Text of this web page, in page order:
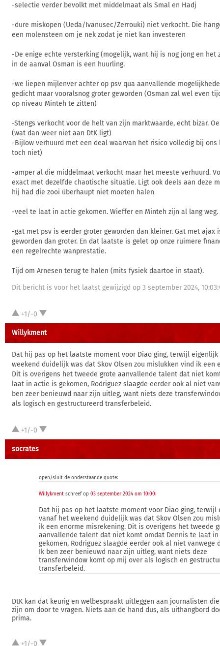
-selectie verder bevolkt met middelmaat als Smal en Hadj
-dure miskopen (Ueda/Ivanusec/Zerrouki) niet verkocht. Die
een molensteen om je nek zodat je niet kan investeren
-De enige echte versterking (mogelijk, want hij is nog jong en het
in de aanval Osman is een huurling.
-we liepen mijlenver achter op psv qua aanvallende
gedicht maar vooralsnog groter geworden (Osman zal wel even
op niveau Minteh te zitten)
-Stengs verkocht voor de helt van zijn marktwaarde, echt bizar.
(wat dan weer niet aan DtK ligt)
-Bijlow verhuurd met een deal waarvan het risico volledig bij ons
toch niet)
-amper al die middelmaat verkocht maar het meeste verhuurd.
exact met dezelfde chaotische situatie. Ligt ook deels aan deze
hij had die zooi überhaupt niet moeten halen
-veel te laat in actie gekomen. Wieffer en Minteh zijn al lang weg.
-gat met psv is eerder groter geworden dan kleiner. Gat met ajax
geworden dan groter. En dat laatste is gelet op onze ruimere
een regelrechte wanprestatie.
Tijd om Arnesen terug te halen (mits fysiek daartoe in staat).
Dit bericht is voor het laatst gewijzigd op 3 september 2024,
+1/-0
Willykment
Dat hij pas op het laatste moment voor Diao ging, terwijl
weekend duidelijk was dat Skov Olsen zou mislukken vind ik een
Dit is overigens het tweede grote aanvallende talent dat niet
laat in actie is gekomen, Rodriguez slaagde eerder ook al niet
ben zeer benieuwd naar zijn uitleg, want niets deze
als logisch en gestructureerd transferbeleid.
+1/-0
socrates
open/sluit de onderstaande quote:
Willykment schreef op03 september 2024 om 10:00:
Dat hij pas op het laatste moment voor Diao ging, terwijl
vanaf het weekend duidelijk was dat Skov Olsen zou
ik een enorme misrekening. Dit is overigens het tweede
aanvallende talent dat niet komt omdat Dennis te laat
gekomen, Rodriguez slaagde eerder ook al niet vanwege
Ik ben zeer benieuwd naar zijn uitleg, want niets deze
transferwindow komt op mij over als logisch en
transferbeleid.
DtK kan dat keurig en welbespraakt uitleggen aan journalisten
zijn om door te vragen. Niets aan de hand dus, als uithangbord
prima.
+1/-0